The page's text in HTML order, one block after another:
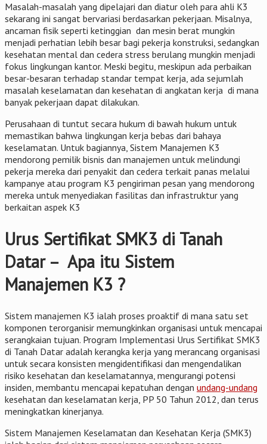
Masalah-masalah yang dipelajari dan diatur oleh para ahli K3
sekarang ini sangat bervariasi berdasarkan pekerjaan. Misalnya,
ancaman fisik seperti ketinggian dan mesin berat mungkin
menjadi perhatian lebih besar bagi pekerja konstruksi, sedangkan
kesehatan mental dan cedera stress berulang mungkin menjadi
fokus lingkungan kantor. Meski begitu, meskipun ada perbaikan
besar-besaran terhadap standar tempat kerja, ada sejumlah
masalah keselamatan dan kesehatan di angkatan kerja di mana
banyak pekerjaan dapat dilakukan.
Perusahaan di tuntut secara hukum di bawah hukum untuk
memastikan bahwa lingkungan kerja bebas dari bahaya
keselamatan. Untuk bagiannya, Sistem Manajemen K3
mendorong pemilik bisnis dan manajemen untuk melindungi
pekerja mereka dari penyakit dan cedera terkait panas melalui
kampanye atau program K3 pengiriman pesan yang mendorong
mereka untuk menyediakan fasilitas dan infrastruktur yang
berkaitan aspek K3
Urus Sertifikat SMK3 di Tanah
Datar – Apa itu Sistem
Manajemen K3 ?
Sistem manajemen K3 ialah proses proaktif di mana satu set
komponen terorganisir memungkinkan organisasi untuk mencapai
serangkaian tujuan. Program Implementasi Urus Sertifikat SMK3
di Tanah Datar adalah kerangka kerja yang merancang organisasi
untuk secara konsisten mengidentifikasi dan mengendalikan
risiko kesehatan dan keselamatannya, mengurangi potensi
insiden, membantu mencapai kepatuhan dengan undang-undang
kesehatan dan keselamatan kerja, PP 50 Tahun 2012, dan terus
meningkatkan kinerjanya.
Sistem Manajemen Keselamatan dan Kesehatan Kerja (SMK3)